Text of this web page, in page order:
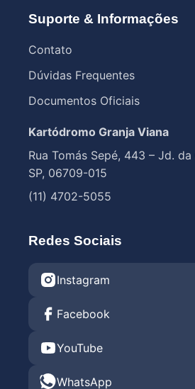
Suporte & Informações
Contato
Dúvidas Frequentes
Documentos Oficiais
Kartódromo Granja Viana
Rua Tomás Sepé, 443 – Jd.
SP, 06709-015
(11) 4702-5055
Redes Sociais
Instagram
Facebook
YouTube
WhatsApp